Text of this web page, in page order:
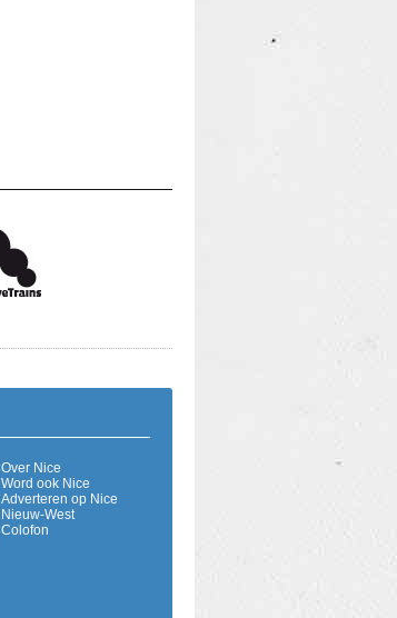
Over Nice
Word ook Nice
Adverteren op Nice
Nieuw-West
Colofon